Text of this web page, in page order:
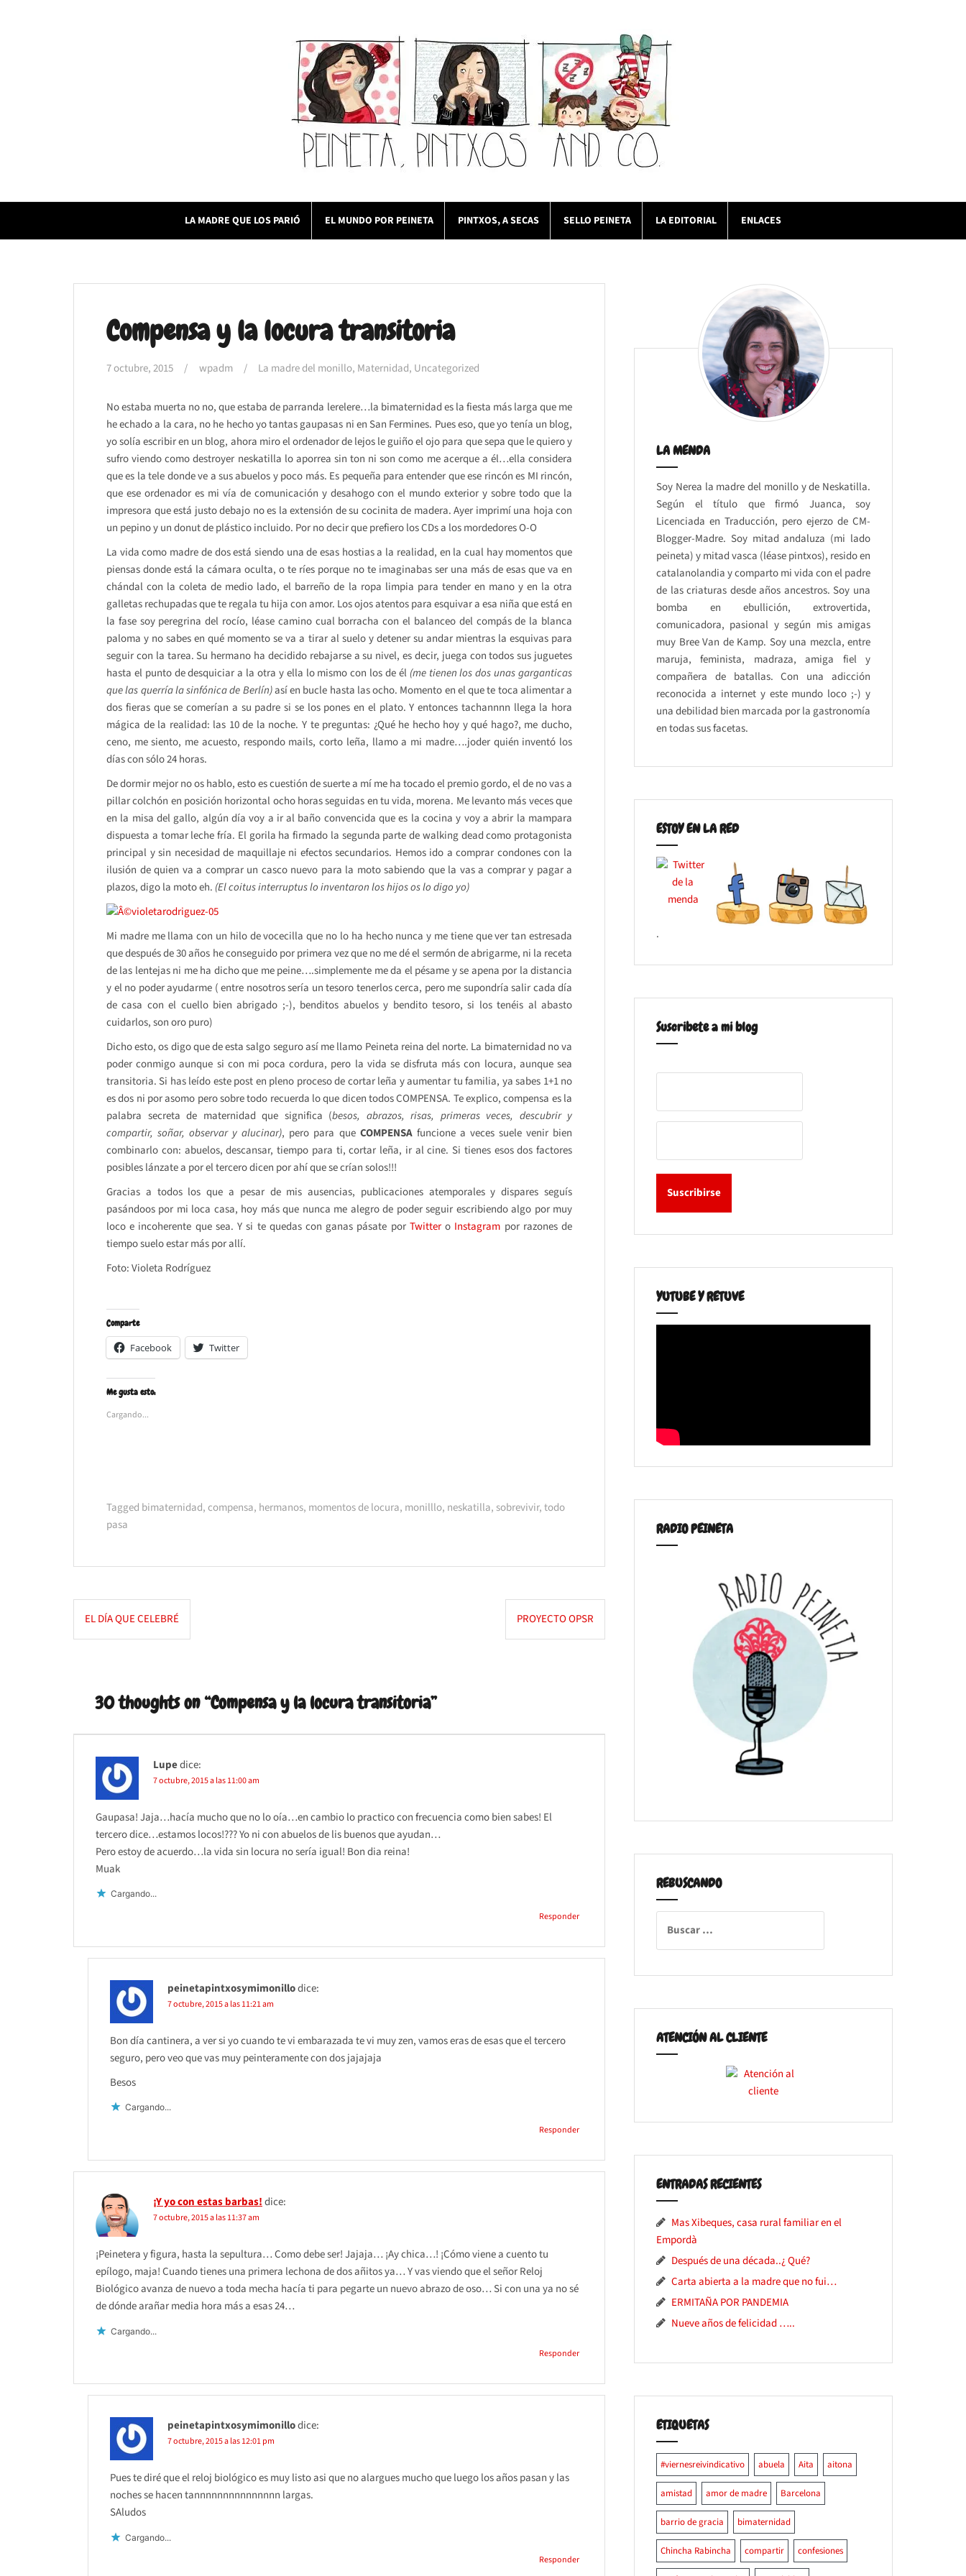
LA MADRE QUE LOS PARIÓ EL MUNDO POR PEINETA PINTXOS, A SECAS SELLO PEINETA LA EDITORIAL ENLACES
Compensa y la locura transitoria
7 octubre, 2015 wpadm La madre del monillo, Maternidad, Uncategorized
No estaba muerta no no, que estaba de parranda lerelere…la bimaternidad es la fiesta más larga que me
he echado a la cara, no he hecho yo tantas gaupasas ni en San Fermines. Pues eso, que yo tenía un blog,
yo solía escribir en un blog, ahora miro el ordenador de lejos le guiño el ojo para que sepa que le quiero y
sufro viendo como destroyer neskatilla lo aporrea sin ton ni son como me acerque a él…ella considera
que es la tele donde ve a sus abuelos y poco más. Es pequeña para entender que ese rincón es MI rincón,
que ese ordenador es mi vía de comunicación y desahogo con el mundo exterior y sobre todo que la
impresora que está justo debajo no es la extensión de su cocinita de madera. Ayer imprimí una hoja con
un pepino y un donut de plástico incluido. Por no decir que prefiero los CDs a los mordedores O-O
La vida como madre de dos está siendo una de esas hostias a la realidad, en la cual hay momentos que
piensas donde está la cámara oculta, o te ríes porque no te imaginabas ser una más de esas que va en
chándal con la coleta de medio lado, el barreño de la ropa limpia para tender en mano y en la otra
galletas rechupadas que te regala tu hija con amor. Los ojos atentos para esquivar a esa niña que está en
la fase soy peregrina del rocío, léase camino cual borracha con el balanceo del compás de la blanca
paloma y no sabes en qué momento se va a tirar al suelo y detener su andar mientras la esquivas para
seguir con la tarea. Su hermano ha decidido rebajarse a su nivel, es decir, juega con todos sus juguetes
hasta el punto de desquiciar a la otra y ella lo mismo con los de él (me tienen los dos unas garganticas
que las querría la sinfónica de Berlín)así en bucle hasta las ocho. Momento en el que te toca alimentar a
dos fieras que se comerían a su padre si se los pones en el plato. Y entonces tachannnn llega la hora
mágica de la realidad: las 10 de la noche. Y te preguntas: ¿Qué he hecho hoy y qué hago?, me ducho,
ceno, me siento, me acuesto, respondo mails, corto leña, llamo a mi madre….joder quién inventó los
días con sólo 24 horas.
De dormir mejor no os hablo, esto es cuestión de suerte a mí me ha tocado el premio gordo, el de no vas a
pillar colchón en posición horizontal ocho horas seguidas en tu vida, morena. Me levanto más veces que
en la misa del gallo, algún día voy a ir al baño convencida que es la cocina y voy a abrir la mampara
dispuesta a tomar leche fría. El gorila ha firmado la segunda parte de walking dead como protagonista
principal y sin necesidad de maquillaje ni efectos secundarios. Hemos ido a comprar condones con la
ilusión de quien va a comprar un casco nuevo para la moto sabiendo que la vas a comprar y pagar a
plazos, digo la moto eh. (El coitus interruptus lo inventaron los hijos os lo digo yo)
Mi madre me llama con un hilo de vocecilla que no lo ha hecho nunca y me tiene que ver tan estresada
que después de 30 años he conseguido por primera vez que no me dé el sermón de abrigarme, ni la receta
de las lentejas ni me ha dicho que me peine….simplemente me da el pésame y se apena por la distancia
y el no poder ayudarme ( entre nosotros sería un tesoro tenerlos cerca, pero me supondría salir cada día
de casa con el cuello bien abrigado ;-), benditos abuelos y bendito tesoro, si los tenéis al abasto
cuidarlos, son oro puro)
Dicho esto, os digo que de esta salgo seguro así me llamo Peineta reina del norte. La bimaternidad no va
poder conmigo aunque si con mi poca cordura, pero la vida se disfruta más con locura, aunque sea
transitoria. Si has leído este post en pleno proceso de cortar leña y aumentar tu familia, ya sabes 1+1 no
es dos ni por asomo pero sobre todo recuerda lo que dicen todos COMPENSA. Te explico, compensa es la
palabra secreta de maternidad que significa (besos, abrazos, risas, primeras veces, descubrir y
compartir, soñar, observar y alucinar), pero para que COMPENSAfuncione a veces suele venir bien
combinarlo con: abuelos, descansar, tiempo para ti, cortar leña, ir al cine. Si tienes esos dos factores
posibles lánzate a por el tercero dicen por ahí que se crían solos!!!
Gracias a todos los que a pesar de mis ausencias, publicaciones atemporales y dispares seguís
pasándoos por mi loca casa, hoy más que nunca me alegro de poder seguir escribiendo algo por muy
loco e incoherente que sea. Y si te quedas con ganas pásate por Twittero Instagram por razones de
tiempo suelo estar más por allí.
Foto: Violeta Rodríguez
Comparte
Facebook Twitter
Me gusta esto:
Cargando...
Tagged bimaternidad,compensa, hermanos, momentos de locura, monilllo, neskatilla, sobrevivir,todo
pasa
Navegación
de
EL DÍA QUE CELEBRÉ PROYECTO OPSR
30 thoughts on “Compensa y la locura transitoria”
Lupedice:
7 octubre, 2015 a las 11:00 am
Gaupasa! Jaja…hacía mucho que no lo oía…en cambio lo practico con frecuencia como bien sabes! El
tercero dice…estamos locos!??? Yo ni con abuelos de lis buenos que ayudan…
Pero estoy de acuerdo…la vida sin locura no sería igual! Bon dia reina!
Muak
Cargando...
Responder
peinetapintxosymimonillodice:
7 octubre, 2015 a las 11:21 am
Bon día cantinera, a ver si yo cuando te vi embarazada te vi muy zen, vamos eras de esas que el tercero
seguro, pero veo que vas muy peinteramente con dos jajajaja
Besos
Cargando...
Responder
¡Y yo con estas barbas!dice:
7 octubre, 2015 a las 11:37 am
¡Peinetera y figura, hasta la sepultura… Como debe ser! Jajaja… ¡Ay chica…! ¡Cómo viene a cuento tu
epílogo, maja! Cuando tienes una primera lechona de dos añitos ya… Y vas viendo que el señor Reloj
Biológico avanza de nuevo a toda mecha hacía ti para pegarte un nuevo abrazo de oso… Si con una ya no sé
de dónde arañar media hora más a esas 24…
Cargando...
Responder
peinetapintxosymimonillodice:
7 octubre, 2015 a las 12:01 pm
Pues te diré que el reloj biológico es muy listo asi que no alargues mucho que luego los años pasan y las
noches se hacen tannnnnnnnnnnnnnn largas.
SAludos
Cargando...
Responder
LA MENDA
Soy Nerea la madre del monillo y de Neskatilla.
Según el título que firmó Juanca, soy
Licenciada en Traducción, pero ejerzo de CM-
Blogger-Madre. Soy mitad andaluza (mi lado
peineta) y mitad vasca (léase pintxos), resido en
catalanolandia y comparto mi vida con el padre
de las criaturas desde años ancestros. Soy una
bomba en ebullición, extrovertida,
comunicadora, pasional y según mis amigas
muy Bree Van de Kamp. Soy una mezcla, entre
maruja, feminista, madraza, amiga fiel y
compañera de batallas. Con una adicción
reconocida a internet y este mundo loco ;-) y
una debilidad bien marcada por la gastronomía
en todas sus facetas.
ESTOY EN LA RED
.
Suscribete a mi blog
YUTUBE Y RETUVE
RADIO PEINETA
REBUSCANDO
ATENCIÓN AL CLIENTE
ENTRADAS RECIENTES
Mas Xibeques, casa rural familiar en el
Empordà
Después de una década..¿ Qué?
Carta abierta a la madre que no fui…
ERMITAÑA POR PANDEMIA
Nueve años de felicidad …..
ETIQUETAS
#viernesreivindicativo abuela Aita aitona
amistad amor de madre Barcelona
barrio de gracia bimaternidad
Chincha Rabincha compartir confesiones